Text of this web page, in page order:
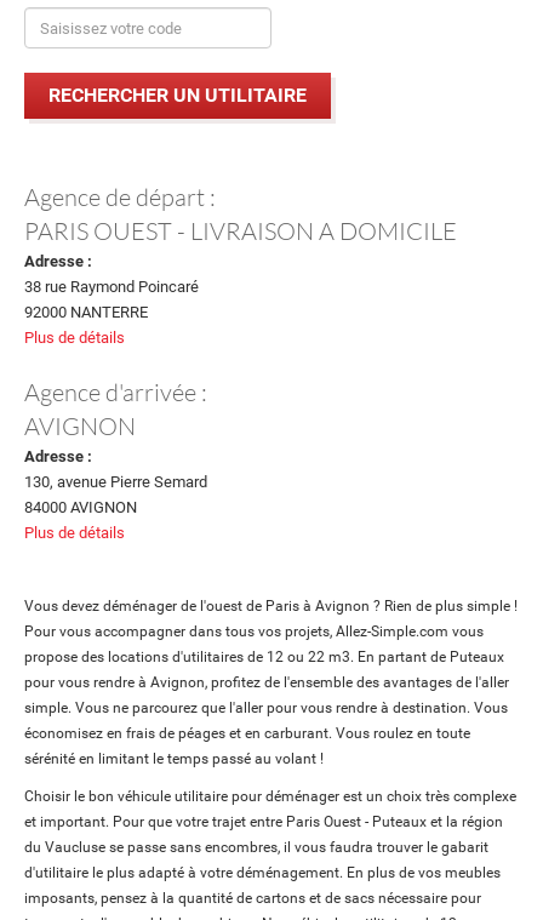
Agence de départ :
PARIS OUEST - LIVRAISON A DOMICILE
Adresse :
38 rue Raymond Poincaré
92000 NANTERRE
Plus de détails
Agence d'arrivée :
AVIGNON
Adresse :
130, avenue Pierre Semard
84000 AVIGNON
Plus de détails
Vous devez déménager de l'ouest de Paris à Avignon ? Rien de plus simple !
Pour vous accompagner dans tous vos projets, Allez-Simple.com vous
propose des locations d'utilitaires de 12 ou 22 m3. En partant de Puteaux
pour vous rendre à Avignon, profitez de l'ensemble des avantages de l'aller
simple. Vous ne parcourez que l'aller pour vous rendre à destination. Vous
économisez en frais de péages et en carburant. Vous roulez en toute
sérénité en limitant le temps passé au volant !
Choisir le bon véhicule utilitaire pour déménager est un choix très complexe
et important. Pour que votre trajet entre Paris Ouest - Puteaux et la région
du Vaucluse se passe sans encombres, il vous faudra trouver le gabarit
d'utilitaire le plus adapté à votre déménagement. En plus de vos meubles
imposants, pensez à la quantité de cartons et de sacs nécessaire pour